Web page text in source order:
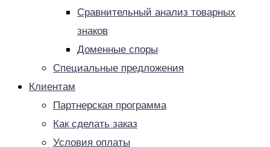
Сравнительный анализ товарных
знаков
Доменные споры
Специальные предложения
Клиентам
Партнерская программа
Как сделать заказ
Условия оплаты